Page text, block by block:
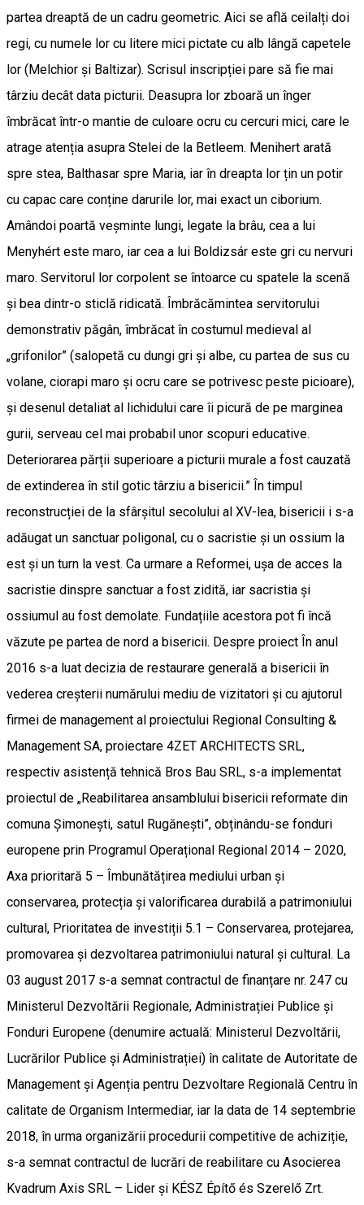
partea dreaptă de un cadru geometric. Aici se află ceilalți doi
regi, cu numele lor cu litere mici pictate cu alb lângă capetele
lor (Melchior și Baltizar). Scrisul inscripției pare să fie mai
târziu decât data picturii. Deasupra lor zboară un înger
îmbrăcat într-o mantie de culoare ocru cu cercuri mici, care le
atrage atenția asupra Stelei de la Betleem. Menihert arată
spre stea, Balthasar spre Maria, iar în dreapta lor țin un potir
cu capac care conține darurile lor, mai exact un ciborium.
Amândoi poartă veșminte lungi, legate la brâu, cea a lui
Menyhért este maro, iar cea a lui Boldizsár este gri cu nervuri
maro. Servitorul lor corpolent se întoarce cu spatele la scenă
și bea dintr-o sticlă ridicată. Îmbrăcămintea servitorului
demonstrativ păgân, îmbrăcat în costumul medieval al
„grifonilor” (salopetă cu dungi gri și albe, cu partea de sus cu
volane, ciorapi maro și ocru care se potrivesc peste picioare),
și desenul detaliat al lichidului care îi picură de pe marginea
gurii, serveau cel mai probabil unor scopuri educative.
Deteriorarea părții superioare a picturii murale a fost cauzată
de extinderea în stil gotic târziu a bisericii.” În timpul
reconstrucției de la sfârșitul secolului al XV-lea, bisericii i s-a
adăugat un sanctuar poligonal, cu o sacristie și un ossium la
est și un turn la vest. Ca urmare a Reformei, ușa de acces la
sacristie dinspre sanctuar a fost zidită, iar sacristia și
ossiumul au fost demolate. Fundațiile acestora pot fi încă
văzute pe partea de nord a bisericii. Despre proiect În anul
2016 s-a luat decizia de restaurare generală a bisericii în
vederea creșterii numărului mediu de vizitatori și cu ajutorul
firmei de management al proiectului Regional Consulting &
Management SA, proiectare 4ZET ARCHITECTS SRL,
respectiv asistență tehnică Bros Bau SRL, s-a implementat
proiectul de „Reabilitarea ansamblului bisericii reformate din
comuna Șimonești, satul Rugănești”, obținându-se fonduri
europene prin Programul Operațional Regional 2014 – 2020,
Axa prioritară 5 – Îmbunătățirea mediului urban și
conservarea, protecția și valorificarea durabilă a patrimoniului
cultural, Prioritatea de investiții 5.1 – Conservarea, protejarea,
promovarea și dezvoltarea patrimoniului natural și cultural. La
03 august 2017 s-a semnat contractul de finanțare nr. 247 cu
Ministerul Dezvoltării Regionale, Administrației Publice și
Fonduri Europene (denumire actuală: Ministerul Dezvoltării,
Lucrărilor Publice și Administrației) în calitate de Autoritate de
Management și Agenția pentru Dezvoltare Regională Centru în
calitate de Organism Intermediar, iar la data de 14 septembrie
2018, în urma organizării procedurii competitive de achiziție,
s-a semnat contractul de lucrări de reabilitare cu Asocierea
Kvadrum Axis SRL – Lider și KÉSZ Építő és Szerelő Zrt.